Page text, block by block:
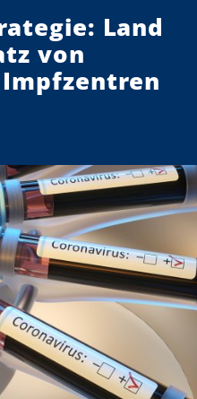
Land
von